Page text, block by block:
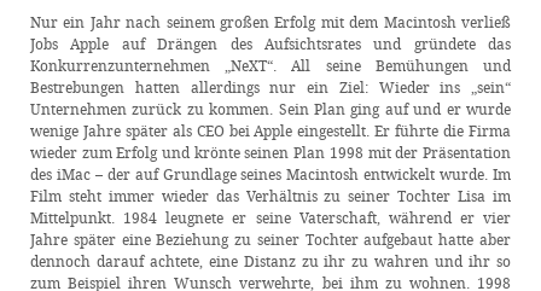
Nur ein Jahr nach seinem großen Erfolg mit dem Macintosh verließ
Jobs Apple auf Drängen des Aufsichtsrates und gründete das
Konkurrenzunternehmen „NeXT“. All seine Bemühungen und
Bestrebungen hatten allerdings nur ein Ziel: Wieder ins „sein“
Unternehmen zurück zu kommen. Sein Plan ging auf und er wurde
wenige Jahre später als CEO bei Apple eingestellt. Er führte die Firma
wieder zum Erfolg und krönte seinen Plan 1998 mit der Präsentation
des iMac – der auf Grundlage seines Macintosh entwickelt wurde. Im
Film steht immer wieder das Verhältnis zu seiner Tochter Lisa im
Mittelpunkt. 1984 leugnete er seine Vaterschaft, während er vier
Jahre später eine Beziehung zu seiner Tochter aufgebaut hatte aber
dennoch darauf achtete, eine Distanz zu ihr zu wahren und ihr so
zum Beispiel ihren Wunsch verwehrte, bei ihm zu wohnen. 1998